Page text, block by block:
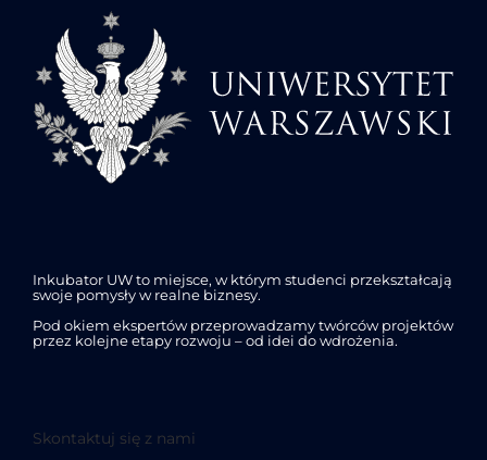
Inkubator UW to miejsce, w którym studenci przekształcają
swoje pomysły w realne biznesy.
Pod okiem ekspertów przeprowadzamy twórców projektów
przez kolejne etapy rozwoju – od idei do wdrożenia.
Skontaktuj się z nami